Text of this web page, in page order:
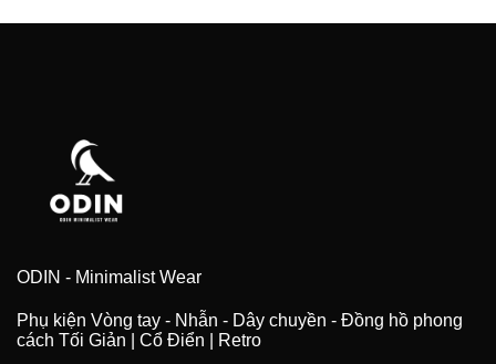
ODIN - Minimalist Wear
Phụ kiện Vòng tay - Nhẫn - Dây chuyền - Đồng hồ phong
cách Tối Giản | Cổ Điển | Retro